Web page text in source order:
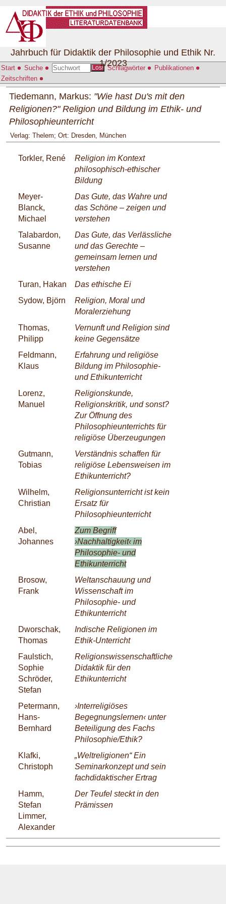
Start Suche Los! Schlagwörter
Publikationen
Zeitschriften
Jahrbuch für Didaktik der Philosophie und Ethik Nr.
1/2023
Tiedemann, Markus: "Wie hast Du's mit den
Religionen?" Religion und Bildung im Ethik- und
Philosophieunterricht
Verlag: Thelem; Ort: Dresden, München
Torkler, René
Religion im Kontext
philosophisch-ethischer
Bildung
Meyer-
Blanck,
Michael
Das Gute, das Wahre und
das Schöne – zeigen und
verstehen
Talabardon,
Susanne
Das Gute, das Verlässliche
und das Gerechte –
gemeinsam lernen und
verstehen
Turan, Hakan
Das ethische Ei
Sydow, Björn
Religion, Moral und
Moralerziehung
Thomas,
Philipp
Vernunft und Religion sind
keine Gegensätze
Feldmann,
Klaus
Erfahrung und religiöse
Bildung im Philosophie-
und Ethikunterricht
Lorenz,
Manuel
Religionskunde,
Religionskritik, und sonst?
Zur Öffnung des
Philosophieunterrichts für
religiöse Überzeugungen
Gutmann,
Tobias
Verständnis schaffen für
religiöse Lebensweisen im
Ethikunterricht?
Wilhelm,
Christian
Religionsunterricht ist kein
Ersatz für
Philosophieunterricht
Abel,
Johannes
Zum Begriff
›Nachhaltigkeit‹ im
Philosophie- und
Ethikunterricht
Brosow,
Frank
Weltanschauung und
Wissenschaft im
Philosophie- und
Ethikunterricht
Dworschak,
Thomas
Indische Religionen im
Ethik-Unterricht
Faulstich,
Sophie
Schröder,
Stefan
Religionswissenschaftliche
Didaktik für den
Ethikunterricht
Petermann,
Hans-
Bernhard
›Interreligiöses
Begegnungslernen‹ unter
Beteiligung des Fachs
Philosophie/Ethik?
Klafki,
Christoph
„Weltreligionen“ Ein
Seminarkonzept und sein
fachdidaktischer Ertrag
Hamm,
Stefan
Limmer,
Alexander
Der Teufel steckt in den
Prämissen